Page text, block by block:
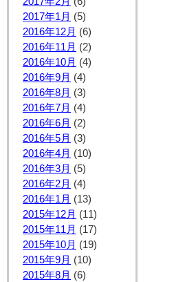
2017年1月 (5)
2016年12月 (6)
2016年11月 (2)
2016年10月 (4)
2016年9月 (4)
2016年8月 (3)
2016年7月 (4)
2016年6月 (2)
2016年5月 (3)
2016年4月 (10)
2016年3月 (5)
2016年2月 (4)
2016年1月 (13)
2015年12月 (11)
2015年11月 (17)
2015年10月 (19)
2015年9月 (10)
2015年8月 (6)